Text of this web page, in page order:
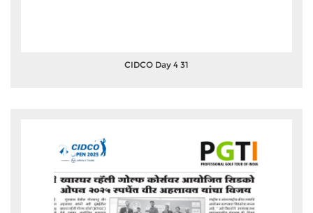
CIDCO Day 4 31